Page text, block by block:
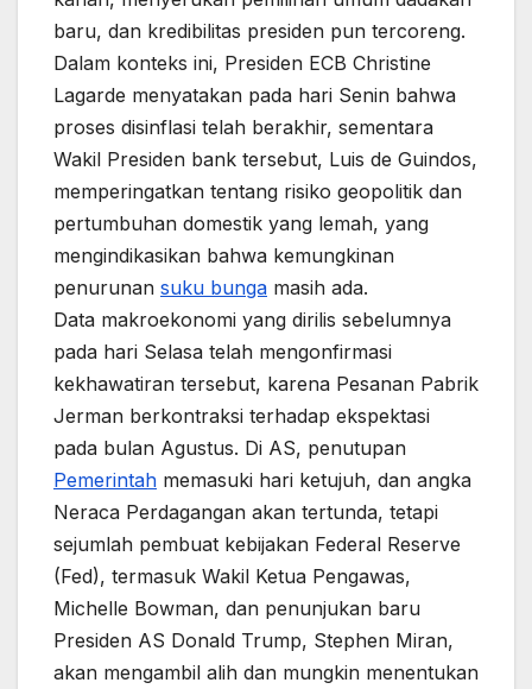
baru, dan kredibilitas presiden pun tercoreng.
Dalam konteks ini, Presiden ECB Christine
Lagarde menyatakan pada hari Senin bahwa
proses disinflasi telah berakhir, sementara
Wakil Presiden bank tersebut, Luis de Guindos,
memperingatkan tentang risiko geopolitik dan
pertumbuhan domestik yang lemah, yang
mengindikasikan bahwa kemungkinan
penurunan suku bunga masih ada.
Data makroekonomi yang dirilis sebelumnya
pada hari Selasa telah mengonfirmasi
kekhawatiran tersebut, karena Pesanan Pabrik
Jerman berkontraksi terhadap ekspektasi
pada bulan Agustus. Di AS, penutupan
Pemerintah memasuki hari ketujuh, dan angka
Neraca Perdagangan akan tertunda, tetapi
sejumlah pembuat kebijakan Federal Reserve
(Fed), termasuk Wakil Ketua Pengawas,
Michelle Bowman, dan penunjukan baru
Presiden AS Donald Trump, Stephen Miran,
akan mengambil alih dan mungkin menentukan